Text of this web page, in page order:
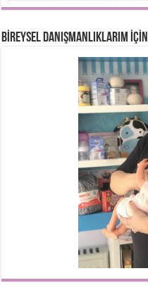
BİREYSEL DANIŞMANLIKLARIM İÇİN